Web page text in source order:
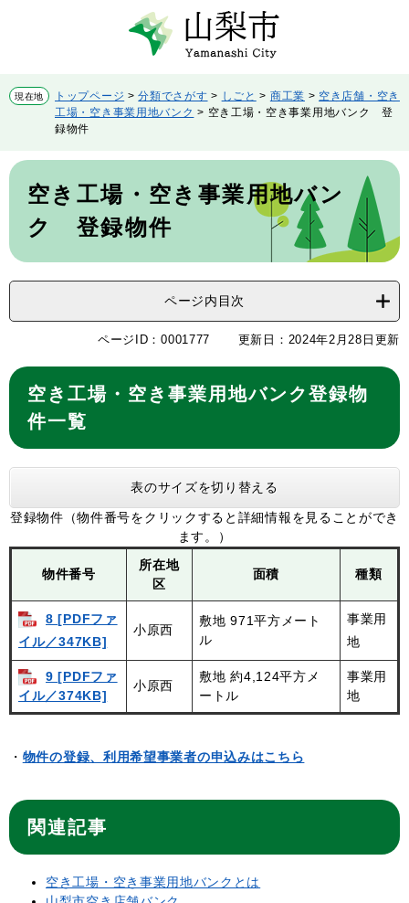
先
頭
を
飛
現在地 トップページ >分類でさがす > しごと > 商工業 > 空き店舗・空き
工場・空き事業用地バンク > 空き工場・空き事業用地バンク 登
録物件
本
空き工場・空き事業用地バン
ク 登録物件
ページ内目次
ページID：0001777 更新日：2024年2月28日更新
空き工場・空き事業用地バンク登録物
件一覧
表のサイズを切り替える
登録物件（物件番号をクリックすると詳細情報を見ることができ
ます。）
物件番号
所在地
区
面積 種類
8 [PDFファ
イル／347KB]
小原西
敷地 971平方メート
ル
事業用
地
9 [PDFファ
イル／374KB]
小原西
敷地 約4,124平方メ
ートル
事業用
地
・ 物件の登録、利用希望事業者の申込みはこちら
関連記事
空き工場・空き事業用地バンクとは